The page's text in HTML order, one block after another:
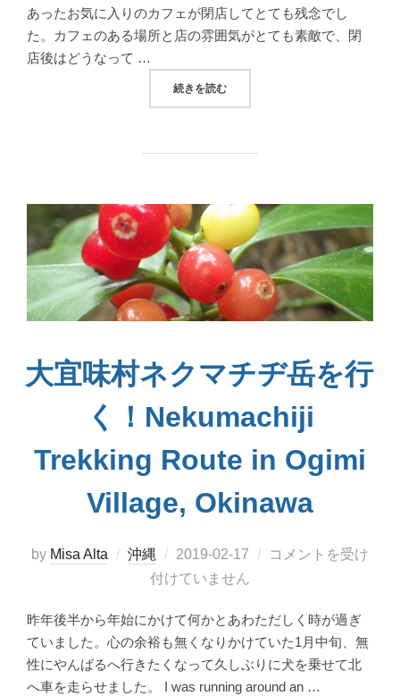
あったお気に入りのカフェが閉店してとても残念でし
た。カフェのある場所と店の雰囲気がとても素敵で、閉
店後はどうなって …
続きを読む“帰って来たパン屋さん！恩納村冨
大宜味村ネクマチヂ岳を行
く！Nekumachiji
Trekking Route in Ogimi
Village, Okinawa
by Misa Alta 沖縄
投
稿
2019-02-17
コメントを受け
付けていません
昨年後半から年始にかけて何かとあわただしく時が過ぎ
ていました。心の余裕も無くなりかけていた1月中旬、無
性にやんばるへ行きたくなって久しぶりに犬を乗せて北
へ車を走らせました。 I was running around an …